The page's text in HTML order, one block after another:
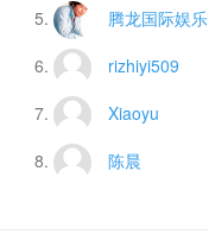
腾龙国际娱乐
rizhiyi509
Xiaoyu
陈晨